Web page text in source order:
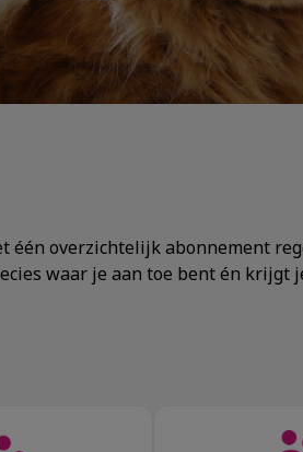
één overzichtelijk abonnement
waar je aan toe bent én krijgt